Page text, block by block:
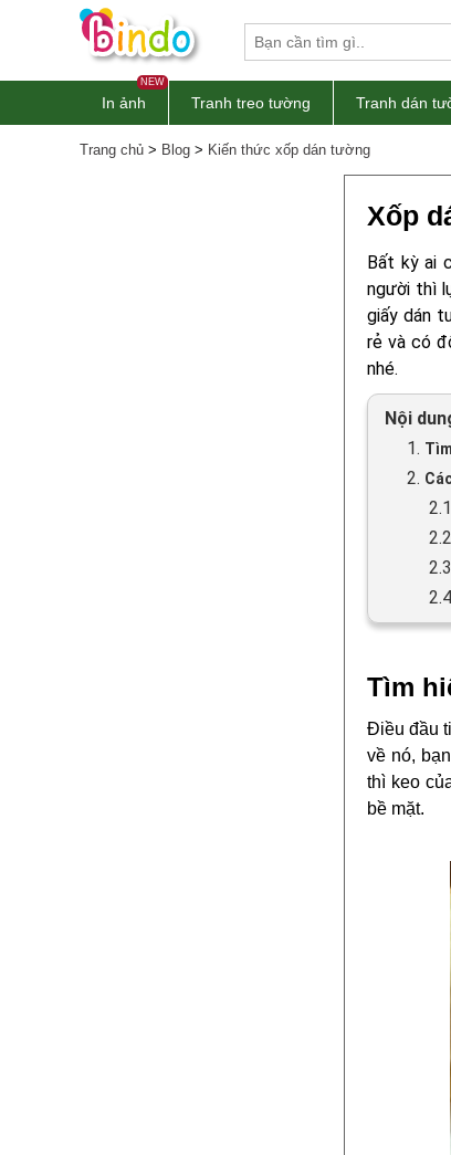
NEW
In ảnh Tranh treo tường Tranh dán
Trang chủ > Blog > Kiến thức xốp dán tường
Xốp
Bất kỳ ai
người thì
giấy dán
rẻ và có
nhé.
Nội
1.
2.
Tìm
Điều đầu
về nó,
thì keo
bề mặt.